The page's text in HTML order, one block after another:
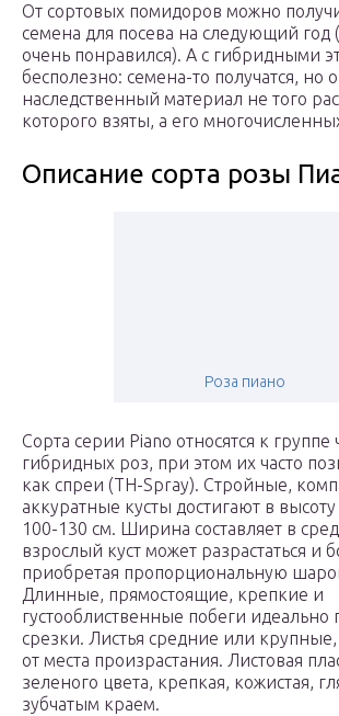
От сортовых помидоров можно
семена для посева на следующий год
очень понравился). А с гибридными
бесполезно: семена-то получатся, но
наследственный материал не того
которого взяты, а его
Описание сорта розы
Роза пиано
Сорта серии Piano относятся к группе
гибридных роз, при этом их часто
как спреи (TH-Spray). Стройные,
аккуратные кусты достигают в
100-130 см. Ширина составляет в
взрослый куст может разрастаться и
приобретая пропорциональную
Длинные, прямостоящие, крепкие и
густооблиственные побеги идеально
срезки. Листья средние или крупные,
от места произрастания. Листовая
зеленого цвета, крепкая, кожистая,
зубчатым краем.